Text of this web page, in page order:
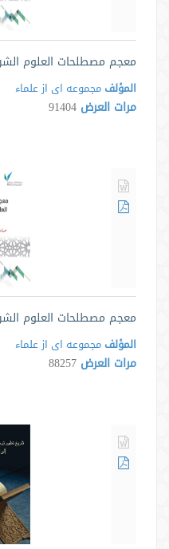
معجم مصطلحات العلوم
المؤلف مجموعه ای از علماء
مرات العرض 91404
معجم مصطلحات العلوم
المؤلف مجموعه ای از علماء
مرات العرض 88257